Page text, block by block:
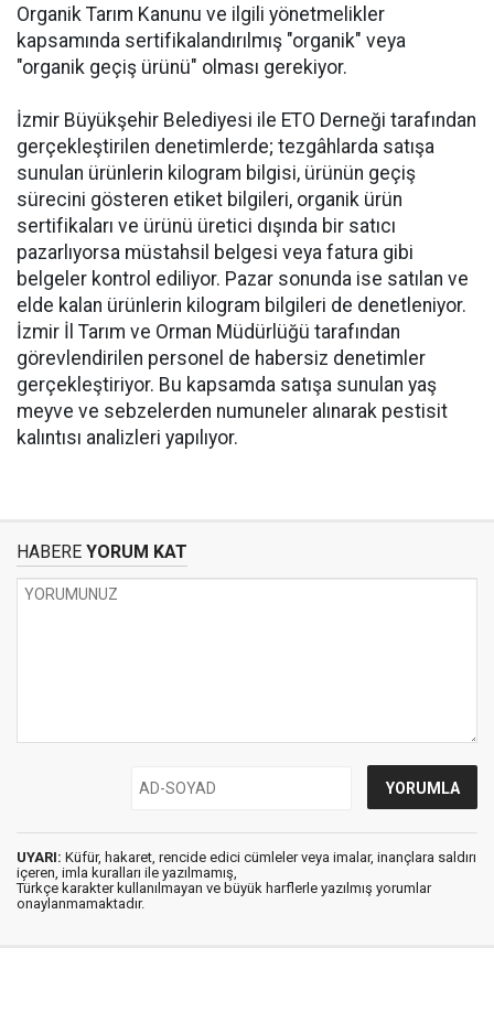
Organik Tarım Kanunu ve ilgili yönetmelikler
kapsamında sertifikalandırılmış "organik" veya
"organik geçiş ürünü" olması gerekiyor.
İzmir Büyükşehir Belediyesi ile ETO Derneği tarafından
gerçekleştirilen denetimlerde; tezgâhlarda satışa
sunulan ürünlerin kilogram bilgisi, ürünün geçiş
sürecini gösteren etiket bilgileri, organik ürün
sertifikaları ve ürünü üretici dışında bir satıcı
pazarlıyorsa müstahsil belgesi veya fatura gibi
belgeler kontrol ediliyor. Pazar sonunda ise satılan ve
elde kalan ürünlerin kilogram bilgileri de denetleniyor.
İzmir İl Tarım ve Orman Müdürlüğü tarafından
görevlendirilen personel de habersiz denetimler
gerçekleştiriyor. Bu kapsamda satışa sunulan yaş
meyve ve sebzelerden numuneler alınarak pestisit
kalıntısı analizleri yapılıyor.
HABERE YORUM KAT
UYARI: Küfür, hakaret, rencide edici cümleler veya imalar, inançlara saldırı
içeren, imla kuralları ile yazılmamış,
Türkçe karakter kullanılmayan ve büyük harflerle yazılmış yorumlar
onaylanmamaktadır.